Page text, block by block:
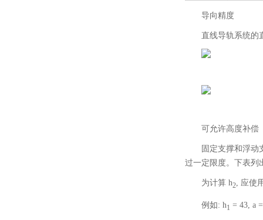
导向精度
直线导轨系统的
可允许高度补偿
固定支撑和浮动
过一定限度。下表列
为计算 h2 , 应使
例如: h1 = 43, a